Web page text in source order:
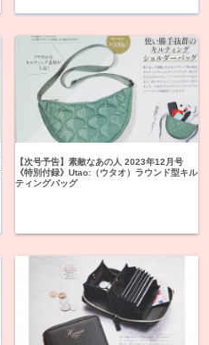
【次号予告】素敵なあの人 2023年12月号
《特別付録》Utao:（ウタオ）ラウンド型キル
ティングバッグ